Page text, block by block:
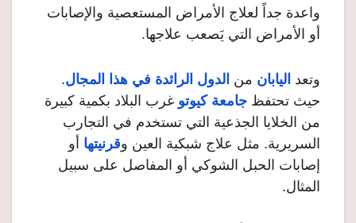
واعدة جداً لعلاج الأمراض المستعصية والإصابات
أو الأمراض التي يَصعب علاجها.
وتعد اليابان من الدول الرائدة في هذا المجال.
حيث تحتفظ جامعة كيوتو غرب البلاد بكمية كبيرة
من الخلايا الجذعية التي تستخدم في التجارب
السريرية. مثل علاج شبكية العين وقرنيتها أو
إصابات الحبل الشوكي أو المفاصل على سبيل
المثال.